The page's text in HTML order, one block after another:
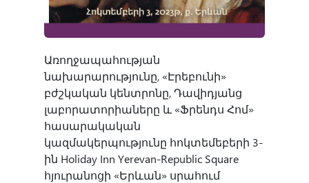
Սևան
Մարտունի
Աշտարակ
Արմավիր
English
Առողջապահության
նախարարությունը, «Էրեբունի»
բժշկական կենտրոնը, Դավիդյանց
լաբորատորիաները և «Ֆրենդս Հոմ»
հասարակական
կազմակերպությունը հոկտեմեբերի 3-
ին Holiday Inn Yerevan-Republic Square
հյուրանոցի «Երևան» սրահում